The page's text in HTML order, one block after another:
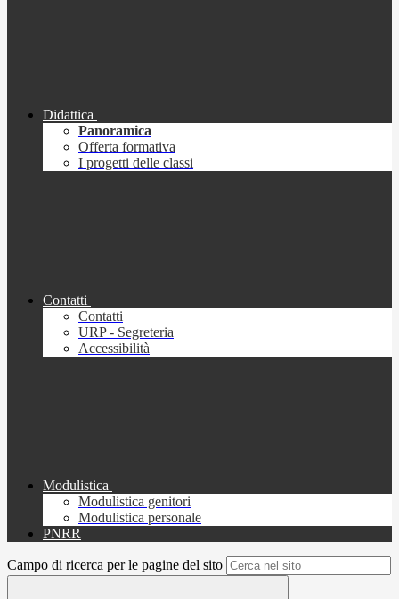
Didattica
Panoramica
Offerta formativa
I progetti delle classi
Contatti
Contatti
URP - Segreteria
Accessibilità
Modulistica
Modulistica genitori
Modulistica personale
PNRR
Campo di ricerca per le pagine del sito